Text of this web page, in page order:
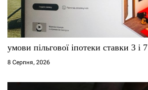
умови пільгової іпотеки ставки 3 і 7
8 Серпня, 2026